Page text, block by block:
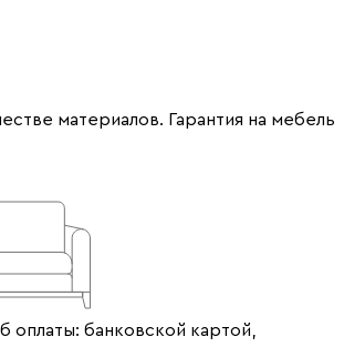
материалов. Гарантия на мебель
оплаты: банковской картой,